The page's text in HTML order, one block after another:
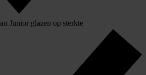
Junior glazen op sterkte